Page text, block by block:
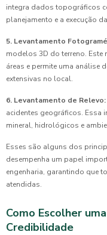
integra dados topográficos
planejamento e a execução
5. Levantamento
modelos 3D do terreno. Este
áreas e permite uma análise
extensivas no local.
6. Levantamento de Relevo:
acidentes geográficos. Essa
mineral, hidrológicos e
Esses são alguns dos
desempenha um papel
engenharia, garantindo que
atendidas.
Como Escolher
Credibilidade